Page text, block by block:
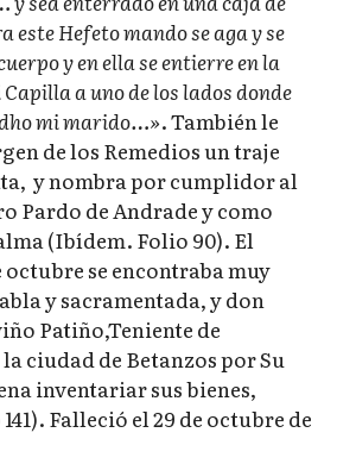
este Hefeto mando se aga y se
y en ella se entierre en la
a uno de los lados donde
mi marido…». También le
de los Remedios un traje
y nombra por cumplidor al
Pardo de Andrade y como
(Ibídem. Folio 90). El
octubre se encontraba muy
y sacramentada, y don
Patiño,Teniente de
ciudad de Betanzos por Su
inventariar sus bienes,
Falleció el 29 de octubre de